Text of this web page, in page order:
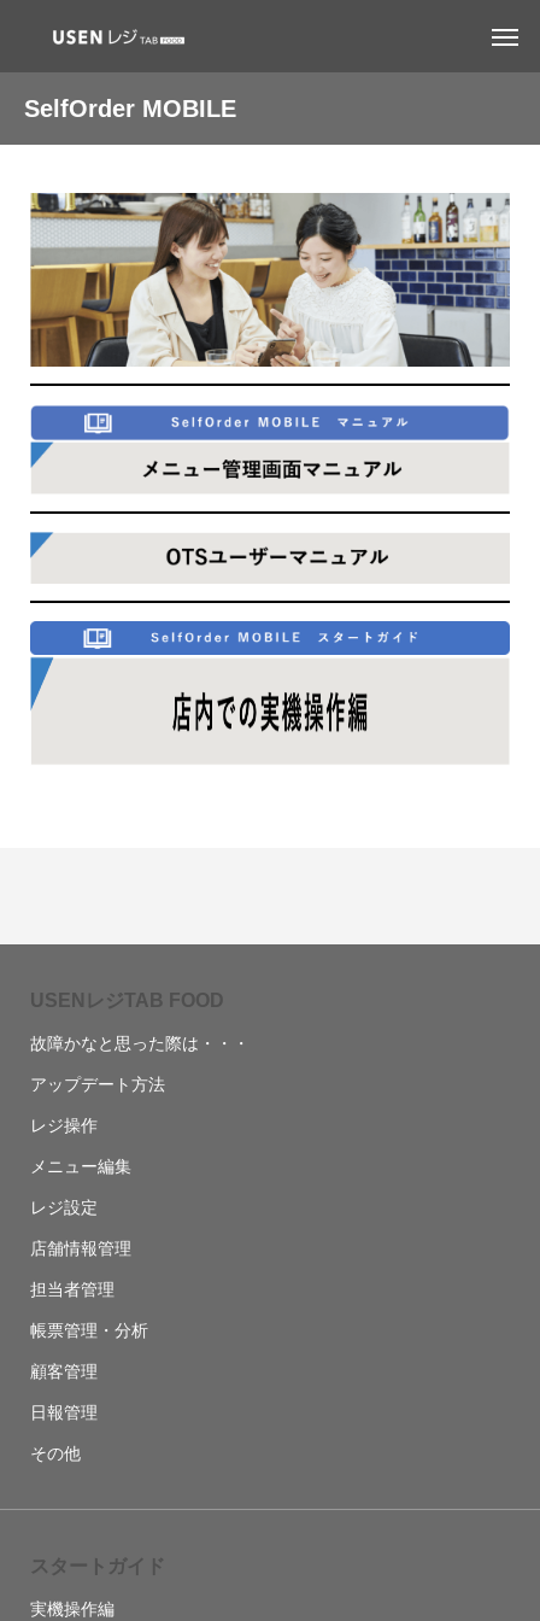
SelfOrder MOBILE
USENレジTAB FOOD
故障かなと思った際は・・・
アップデート方法
レジ操作
メニュー編集
レジ設定
店舗情報管理
担当者管理
帳票管理・分析
顧客管理
日報管理
その他
スタートガイド
実機操作編